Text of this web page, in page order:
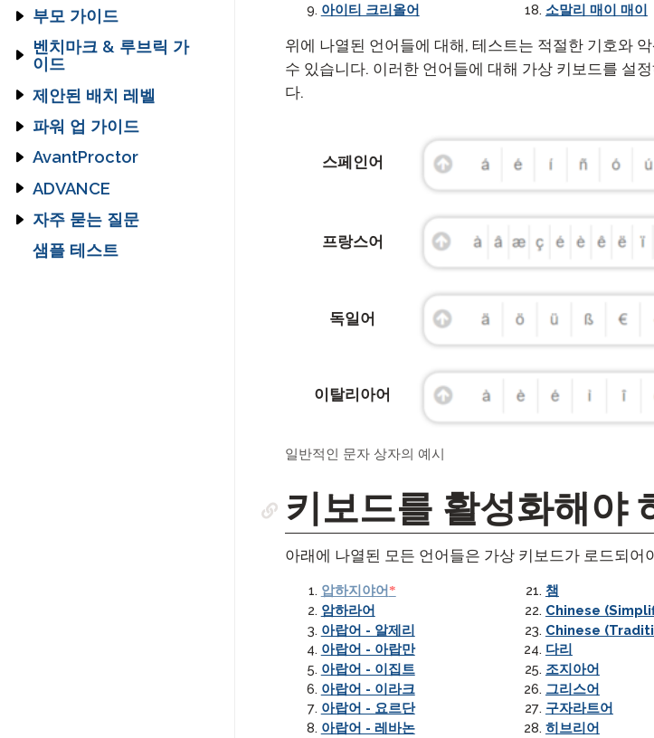
STAMP 시작하기
STAMP WS 시작하기
STAMPe 시작하기
SuperLanguage 시작
시작하기
STAMP 그룹 로스터링
가이드
프로필 가이드
STAMP 프로필 가이드
STAMPe 프로필 가이
드
STAMP CEFR 프로필
응시자 프로필 가이드
감독 가이드
STAMP 감독 가이드
가이드
STAMPe 감독 가이드
SHL 감독 가이드
APT 감독 가이드
보고서 작성 가이드
이드
STAMP WS 보고서 가
STAMPe 보고서 작성
가이드
가이드
PLACE 자기 평가 가이
드
SuperLanguage 자가
가이드
STAMPe 수기 작성 섹
션 가이드
STAMP 스케일드 점수
가이드
STAMP 4S 시험 응시
자 가이드
STAMP WS 시험 응시
자 가이드
STAMPe 시험 응시자
가이드
STAMP CEFR 시험 응
시자 가이드
STAMP 프로 시험 응시
자 가이드
자 가이드
부모 가이드
STAMP 4S 부모 가이
드
STAMP WS 부모 가이
드
STAMPe 부모 가이드
STAMP ASL 부모 가이
드용
STAMP 히브리어 부모
가이드
STAMP 라틴어 부모 가
벤치마크 & 루브릭 가
이드
STAMP,
STAMP for ASL,
& 슈퍼언어
PLACE
SHL
APT
STAMP CEFR을 위한
제안된 배치 레벨
PLACE로 위치 결정하
기
파워 업 가이드
교사 파워 업 가이드
테스트 응시자 파워 업
가이드
AvantProctor
코디네이터 가이드
코디네이터 기술 가이
드
시험 응시자 가이드
ADVANCE
Avant ADVANCE 사용
자 인터페이스: 기대할
점은 무엇인가요
자주 묻는 질문
STAMP 자주 묻는 질문
샘플 테스트
아이티 크리올어
소말리 매이 매이
위에 나열된 언어들에 대해, 테스트는 적절한 기호와
수 있습니다. 이러한 언어들에 대해 가상 키보드를 설
다.
스페인어
프랑스어
독일어
이탈리아어
일반적인 문자 상자의 예시
키보드를 활성화해야
아래에 나열된 모든 언어들은 가상 키보드가 로드되어
langblock:
압하지야어
암하라어
아랍어 - 알제리
아랍어 - 아랍만
아랍어 - 이집트
아랍어 - 이라크
아랍어 - 요르단
아랍어 - 레바논
챔
Chinese
Chinese
다리
조지아어
그리스어
구자라트어
히브리어